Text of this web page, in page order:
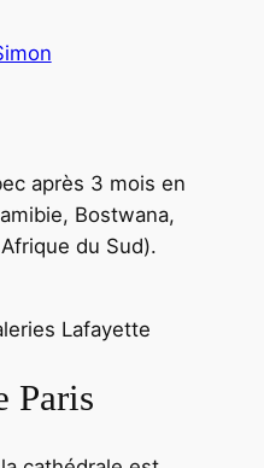
après 3 mois en
Bostwana,
du Sud).
Lafayette
Paris